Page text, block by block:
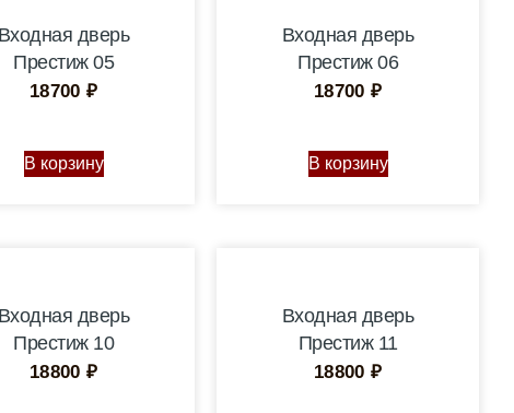
Входная дверь
Престиж 05
18700 ₽
В корзину
Входная дверь
Престиж 06
18700 ₽
В корзину
Входная дверь
Престиж 10
18800 ₽
Входная дверь
Престиж 11
18800 ₽